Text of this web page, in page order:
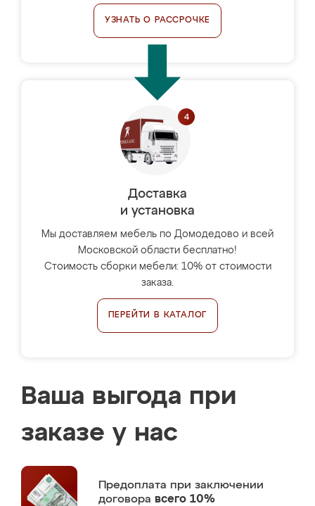
УЗНАТЬ О РАССРОЧКЕ
Доставка
и установка
Мы доставляем мебель по Домодедово и всей
Московской области бесплатно!
Стоимость сборки мебели: 10% от стоимости
заказа.
ПЕРЕЙТИ В КАТАЛОГ
Ваша выгода при
заказе у нас
Предоплата при заключении
договора всего 10%